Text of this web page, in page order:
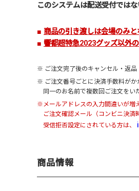
このシステムは配送受付では
■ 商品の引き渡しは会場のみ
■ 響都超特急2023グッズ以外
※ ご注文完了後のキャンセル・返品
※ ご注文番号ごとに決済手数料がか
同一のお名前で複数回ご注文をい
※メールアドレスの入力間違いが増
ご注文確認メール（コンビニ決済
受信拒否設定にされている方は、
商品情報